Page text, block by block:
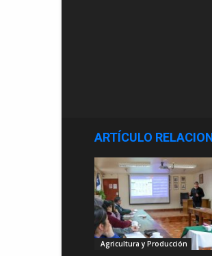
ARTÍCULO
Agricultura y Producción